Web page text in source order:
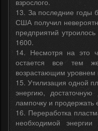
взрослого.
13. За последние годы
США получил
предприятий
1600.
14. Несмотря на это
остается все тем
возрастающим уровнем
15. Утилизация одной
энергию,
лампочку и продержать
16. Переработка
необходимой